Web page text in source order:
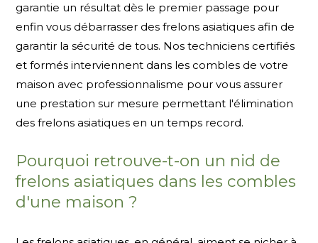
garantie un résultat dès le premier passage pour
enfin vous débarrasser des frelons asiatiques afin de
garantir la sécurité de tous. Nos techniciens certifiés
et formés interviennent dans les combles de votre
maison avec professionnalisme pour vous assurer
une prestation sur mesure permettant l'élimination
des frelons asiatiques en un temps record.
Pourquoi retrouve-t-on un nid de
frelons asiatiques dans les combles
d'une maison ?